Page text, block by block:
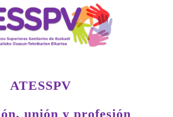
ATESSPV
unión y profesión